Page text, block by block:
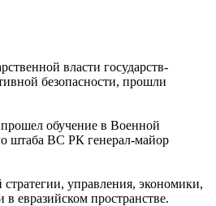
власти государств-
безопасности, прошли
обучение в Военной
штаба ВС РК генерал-майор
управления, экономики,
евразийском пространстве.